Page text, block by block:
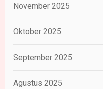
November 2025
Oktober 2025
September 2025
Agustus 2025